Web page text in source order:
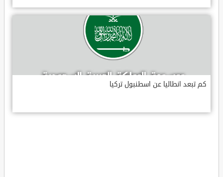
كم تبعد انطاليا عن اسطنبول تركيا